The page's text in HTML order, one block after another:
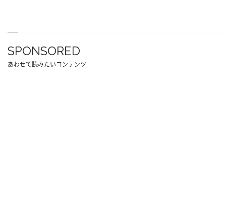
SPONSORED
あわせて読みたいコンテンツ